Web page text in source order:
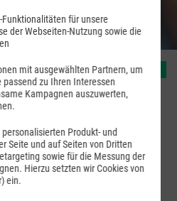
maXXim Kunde?
ein. Dort finden Sie exklusive
maXXim Kunden.
einloggen
für unsere
der Webseiten-Nutzung sowie die
mit ausgewählten Partnern, um
zu Ihren Interessen
Kampagnen auszuwerten,
Produkt- und
Seite und auf Seiten von Dritten
sowie für die Messung der
Hierzu setzten wir Cookies von
ein.